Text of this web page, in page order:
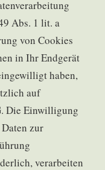
Abs. 1 lit. a
von Cookies
in Ihr Endgerät
haben,
auf
Die Einwilligung
zur
verarbeiten